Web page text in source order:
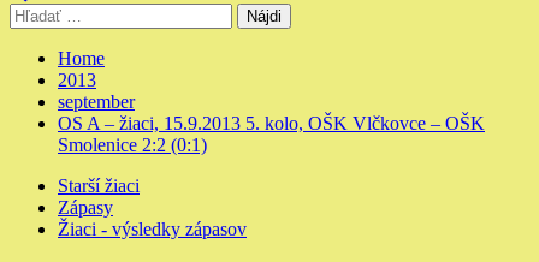
Hľadať:
Home
2013
september
OS A – žiaci, 15.9.2013 5. kolo, OŠK Vlčkovce – OŠK
Smolenice 2:2 (0:1)
Starší žiaci
Zápasy
Žiaci - výsledky zápasov